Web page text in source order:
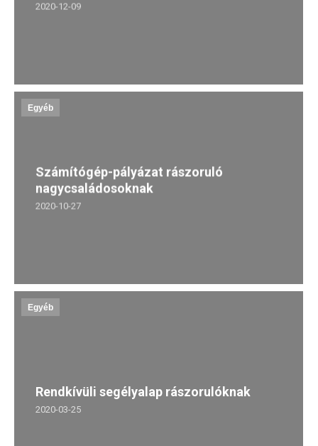
2020-12-09
Egyéb
Számítógép-pályázat rászoruló
nagycsaládosoknak
2020-10-27
Egyéb
Rendkívüli segélyalap rászorulóknak
2020-03-25